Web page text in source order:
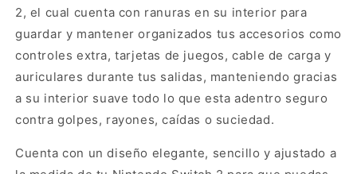
2, el cual cuenta con ranuras en su interior para
guardar y mantener organizados tus accesorios como
controles extra, tarjetas de juegos, cable de carga y
auriculares durante tus salidas, manteniendo gracias
a su interior suave todo lo que esta adentro seguro
contra golpes, rayones, caídas o suciedad.
Cuenta con un diseño elegante, sencillo y ajustado a